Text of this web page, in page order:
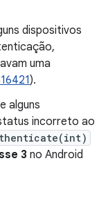
dispositivos
uma
).
alguns
incorreto ao
3 no Android